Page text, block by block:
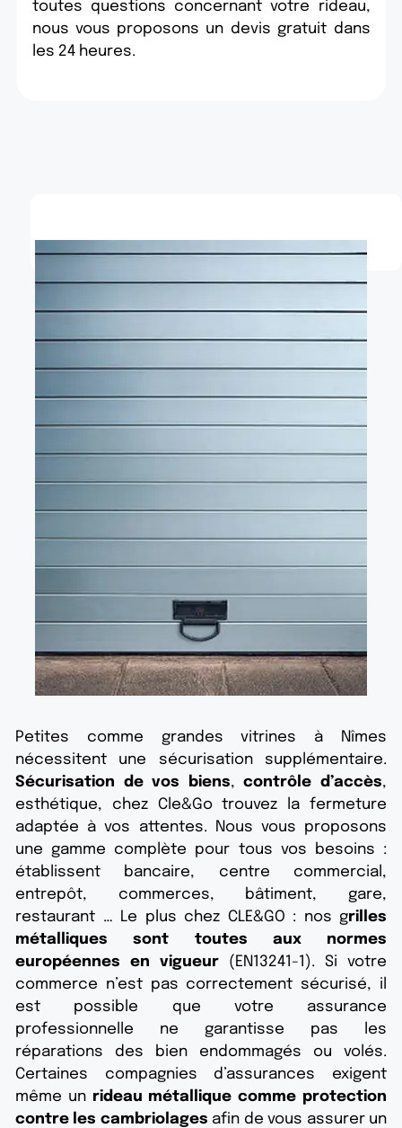
toutes questions concernant votre rideau,
nous vous proposons un devis gratuit dans
les 24 heures.
Petites comme grandes vitrines à Nîmes
nécessitent une sécurisation supplémentaire.
Sécurisation de vos biens,contrôle d’accès,
esthétique, chez Cle&Go trouvez la fermeture
adaptée à vos attentes. Nous vous proposons
une gamme complète pour tous vos besoins :
établissent bancaire, centre commercial,
entrepôt, commerces, bâtiment, gare,
restaurant … Le plus chez CLE&GO : nos grilles
métalliques sont toutes aux normes
européennes en vigueur (EN13241-1). Si votre
commerce n’est pas correctement sécurisé, il
est possible que votre assurance
professionnelle ne garantisse pas les
réparations des bien endommagés ou volés.
Certaines compagnies d’assurances exigent
même un rideau métallique comme protection
contre les cambriolages afin de vous assurer un